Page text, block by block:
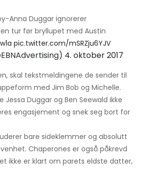
Anna Duggar ignorerer
tur før bryllupet med Austin
pic.twitter.com/mSRZju6YJV
4. oktober 2017
skal tekstmeldingene de sender til
med Jim Bob og Michelle.
Jessa Duggar og Ben Seewald ikke
engasjement og snek seg bort for
bare sideklemmer og absolutt
Chaperones er også påkrevd
ikke er klart om parets eldste datter,